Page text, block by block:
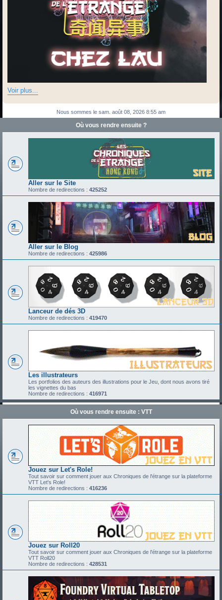
Voir plus...
Nous sommes le sam. août 08, 2026 8:55 am
Où vous rendre ensuite ?
Aller sur le Site
Nombre de redirections : 425252
Aller sur le Blog
Nombre de redirections : 425986
Lanceur de dés 3D
Nombre de redirections : 419470
Les illustrateurs
Les portfolios des auteurs des illustrations pour le Jeu, dont nous avons tiré
les vignettes du bas
Nombre de redirections : 416971
Où vous rendre ensuite : VTT
Jouez sur Let's Role!
Tout savoir sur comment jouer aux Chroniques de l'étrange sur la plateforme
VTT Let's Role!
Nombre de redirections : 416236
Jouez sur Roll20
Tout savoir sur comment jouer aux Chroniques de l'étrange sur la plateforme
VTT Roll20
Nombre de redirections : 428531